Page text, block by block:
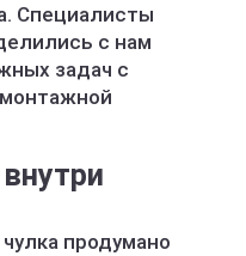
Специалисты
с нам
задач с
продумано